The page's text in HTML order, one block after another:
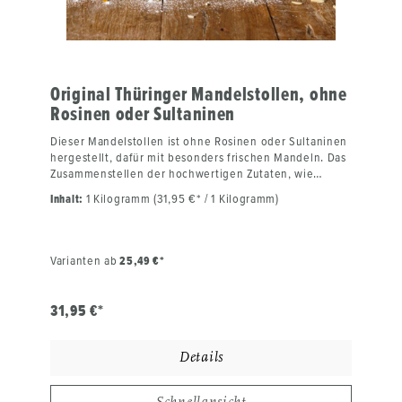
Vanillearoma, Rumaroma, Zimt, Muskat, Quark,
Kirschsaft und Walnüsse Gebrauchsanweisung:Vor dem
Verzehr aus der Packung entnehmen und den Stollen
Original Thüringer Mandelstollen, ohne
Rosinen oder Sultaninen
Dieser Mandelstollen ist ohne Rosinen oder Sultaninen
hergestellt, dafür mit besonders frischen Mandeln. Das
Zusammenstellen der hochwertigen Zutaten, wie
und vielen besonderen Zutaten ist echte Handarbeit
Backtradition wird der Christstollen nach dem Backen
gebuttert, um die Haltbarkeit zu verlängern. Der
Beim Anschneiden ist unser Thüringer
Weihnachtsstollen mit Mandeln aus dem Hause
unverwechselbaren Geschmack. Viel Liebe beim
machen ihn zu einem besonderen Geschmackserlebnis.
Inhalt: 1 Kilogramm (31,95 €* / 1 Kilogramm)
Varianten ab 25,49 €*
31,95 €*
Details